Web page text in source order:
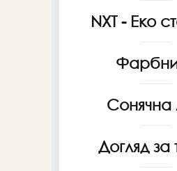
NXT - Еко
Сонячна
Догляд за